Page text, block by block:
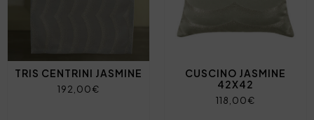
TRIS CENTRINI JASMINE
192,00€
CUSCINO JASMINE
42X42
118,00€